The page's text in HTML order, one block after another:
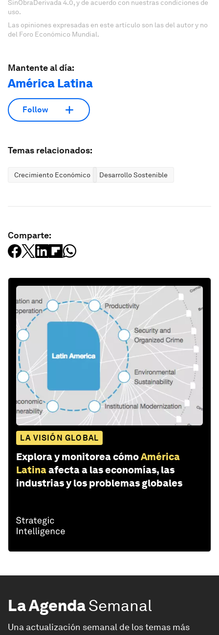
SinObraDerivada 4.0, y de acuerdo con nuestras condiciones de
uso.
Las opiniones expresadas en este artículo son las del autor y no
del Foro Económico Mundial.
Mantente al día:
América Latina
Follow
Temas relacionados:
Crecimiento Económico Desarrollo Sostenible
Comparte:
LA VISIÓN GLOBAL
Explora y monitorea cómoAmérica
Latinaafecta a las economías, las
industrias y los problemas globales
La AgendaSemanal
Una actualización semanal de los temas más